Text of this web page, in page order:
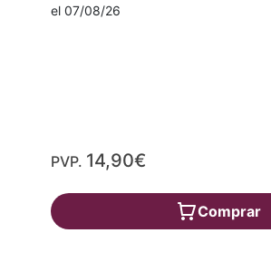
el 07/08/26
PVP. 14,90€
Comprar